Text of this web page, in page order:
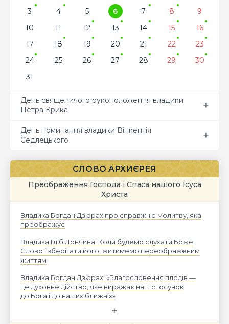
3
4 5 6 7 8
9
10
11 12 13 14 15
16
17
18 19 20 21 22
23
24
25 26 27 28 29
30
31
День священичого рукоположення владики
Петра Крика
День поминання владики Вінкентія
Седлецького
СЛОВО АРХИЄРЕЯ
Преображення Господа і Спаса нашого Ісуса
Христа
Владика Богдан Дзюрах про справжню молитву, яка
преображує
Владика Гліб Лончина: Коли будемо слухати Боже
Слово і зберігати його, житимемо переображеним
життям
Владика Богдан Дзюрах: «Благословення плодів —
це духовне дійство, яке виражає наш стосунок
до Бога і до наших ближніх»